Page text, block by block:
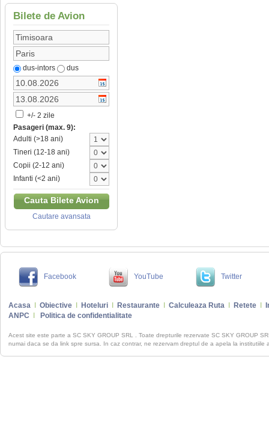
Bilete de Avion
dus-intors dus
+/- 2 zile
Pasageri (max. 9):
Adulti (>18 ani)
Tineri (12-18 ani)
Copii (2-12 ani)
Infanti (<2 ani)
Cauta Bilete Avion
Cautare avansata
Facebook YouTube Twitter
Acasa Obiective Hoteluri Restaurante Calculeaza Ruta Retete
ANPC
Politica de confidentialitate
Acest site este parte a SC SKY GROUP SRL . Toate drepturile rezervate SC SKY GROUP
numai daca se da link spre sursa. In caz contrar, ne rezervam dreptul de a apela la institutiile